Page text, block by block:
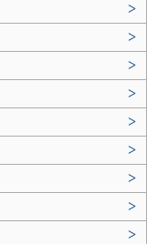
>
>
>
>
>
>
>
>
>